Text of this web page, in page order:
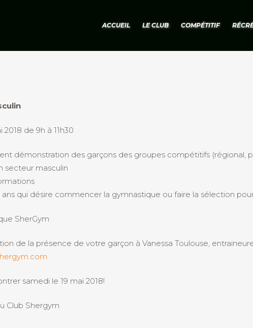
ACCUEIL LE CLUB COMPÉTITIF
2018 de 9h à 11h30
démonstration des garçons des groupes compétitifs (régional,
secteur masculin
ans qui désire commencer la gymnastique ou faire la sélection
SherGym
de la présence de votre garçon à Vanessa Toulouse,
samedi le 19 mai 2018!
Club Shergym